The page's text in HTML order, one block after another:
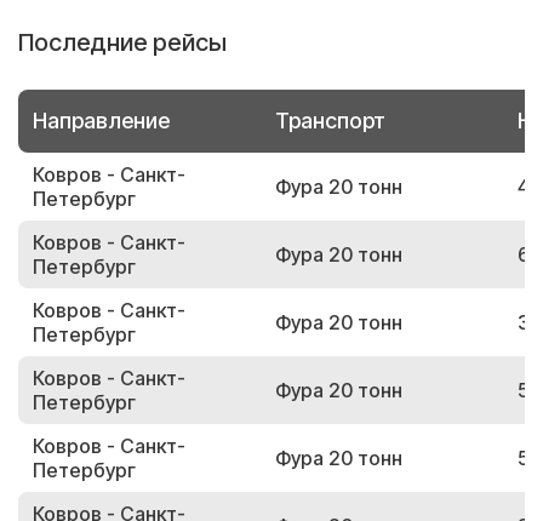
Последние рейсы
Направление Транспорт
Ковров - Санкт-
Петербург
Фура 20 тонн
Ковров - Санкт-
Петербург
Фура 20 тонн
Ковров - Санкт-
Петербург
Фура 20 тонн
Ковров - Санкт-
Петербург
Фура 20 тонн
Ковров - Санкт-
Петербург
Фура 20 тонн
Ковров - Санкт-